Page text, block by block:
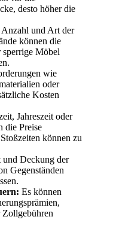
desto höher die
und Art der
können die
sperrige Möbel
wie
oder
Kosten
Jahreszeit oder
die Preise
können zu
Deckung der
Gegenständen
Es können
Zollgebühren